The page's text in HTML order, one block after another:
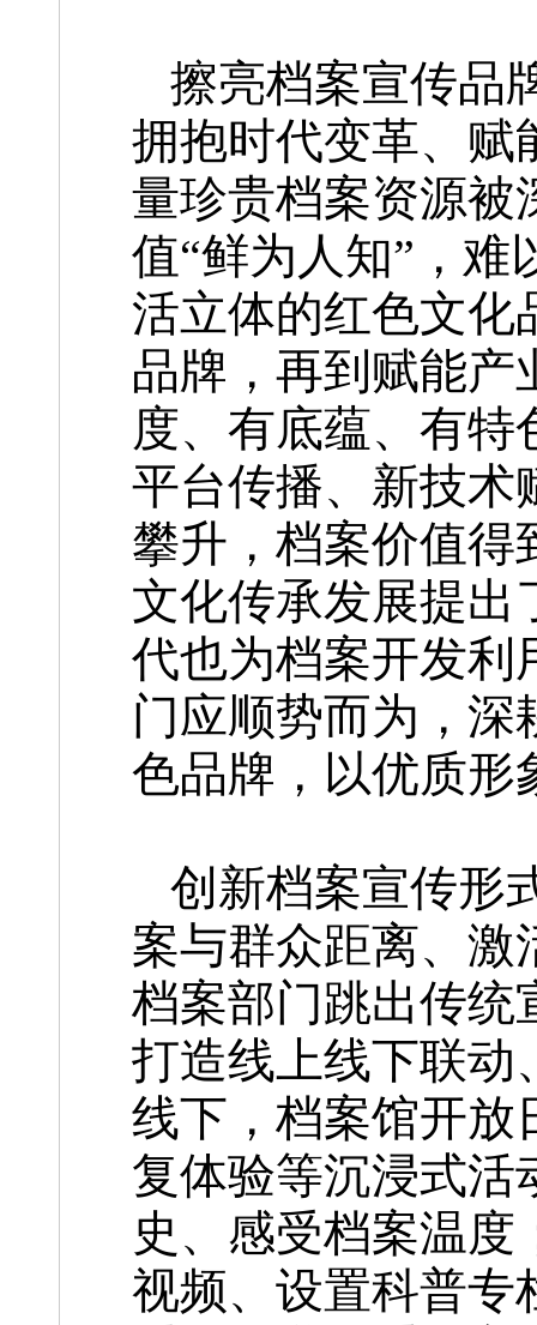
擦亮档案宣传品
拥抱时代变革、赋
量珍贵档案资源被
值“鲜为人知”，难
活立体的红色文化
品牌，再到赋能产
度、有底蕴、有特
平台传播、新技术
攀升，档案价值得
文化传承发展提出
代也为档案开发利
门应顺势而为，深
色品牌，以优质形
创新档案宣传形
案与群众距离、激
档案部门跳出传统
打造线上线下联动
线下，档案馆开放
复体验等沉浸式活
史、感受档案温
视频、设置科普专